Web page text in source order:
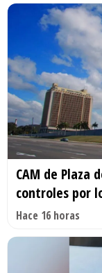
CAM de Plaza
controles por
Hace 16 horas